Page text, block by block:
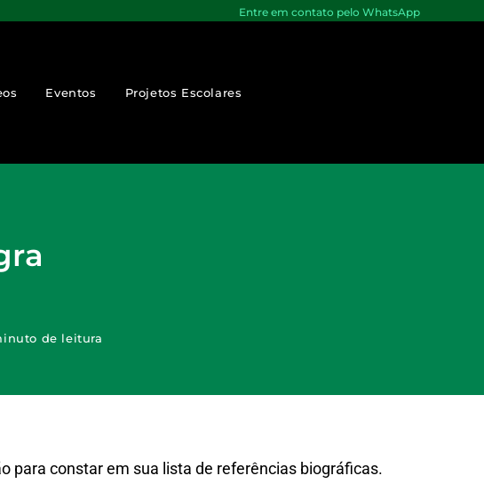
Entre em contato pelo WhatsApp
Eventos Projetos Escolares
de leitura
para constar em sua lista de referências biográficas.